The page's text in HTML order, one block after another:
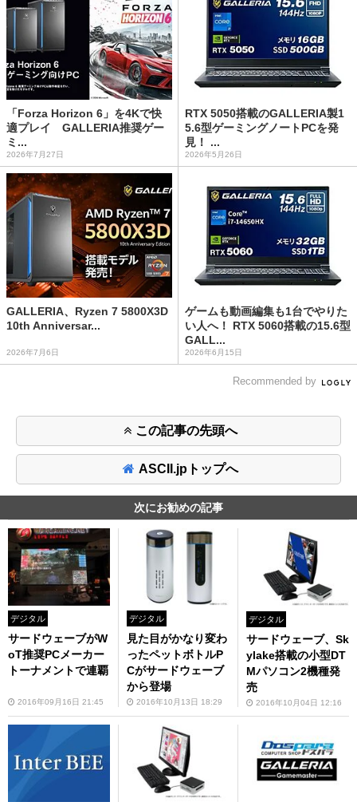
「Forza Horizon 6」を4Kで快
適プレイ GALLERIA推奨ゲー
ミ...
2026年7月27日
RTX 5050搭載のGALLERIA製1
5.6型ゲーミングノートPCを発
見！ ...
2026年5月26日
GALLERIA、Ryzen 7 5800X3D
10th Anniversar...
2026年7月6日
ゲームも動画編集も1台でやりた
い人へ！ RTX 5060搭載の15.6型
GALL...
2026年6月15日
Recommended by
この記事の先頭へ
ASCII.jpトップへ
次にお勧めの記事
デジタル
サードウェーブがW
oT推奨PCメーカー
トーナメントで連覇
2016年09月16日 21:45
デジタル
見た目がかなり変わ
ったペットボトルP
Cがサードウェーブ
から登場
2016年10月13日 18:29
デジタル
サードウェーブ、Sk
ylake搭載の小型DT
Mパソコン2機種発
売
2016年10月04日 12:16